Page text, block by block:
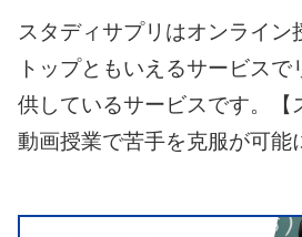
スタディサプリはオンライン
トップともいえるサービスで
供しているサービスです。【
動画授業で苦手を克服が可能